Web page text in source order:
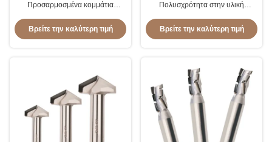
Προσαρμοσμένα κομμάτια
για μηχανή δρομολογητή CNC
Βρείτε την καλύτερη τιμή
Πολυσχρότητα στην υλική
εξαιρετική σκληρότητα
Βρείτε την καλύτερη τιμή